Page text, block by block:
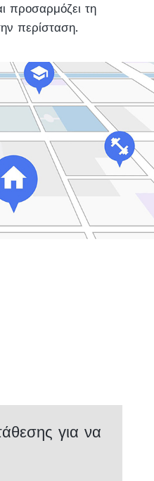
προσαρμόζει τη
περίσταση.
για να